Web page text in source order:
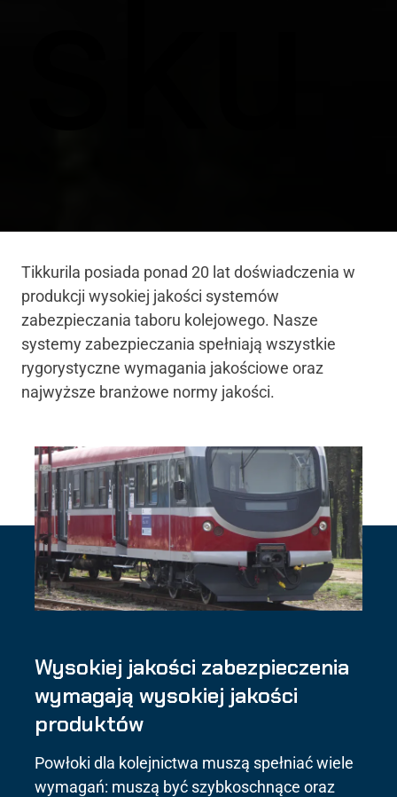
Tikkurila posiada ponad 20 lat doświadczenia w
produkcji wysokiej jakości systemów
zabezpieczania taboru kolejowego. Nasze
systemy zabezpieczania spełniają wszystkie
rygorystyczne wymagania jakościowe oraz
najwyższe branżowe normy jakości.
Wysokiej jakości zabezpieczenia
wymagają wysokiej jakości
produktów
Powłoki dla kolejnictwa muszą spełniać wiele
wymagań: muszą być szybkoschnące oraz